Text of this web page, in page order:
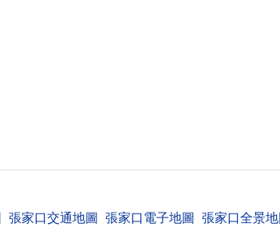
張家口交通地圖 張家口電子地圖 張家口全景地